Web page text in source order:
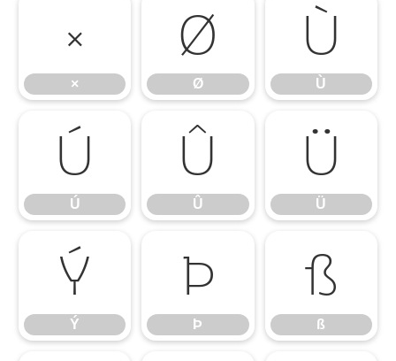
×
×
Ø
Ø
Ù
Ù
Ú
Ú
Û
Û
Ü
Ü
Ý
Ý
Þ
Þ
ß
ß